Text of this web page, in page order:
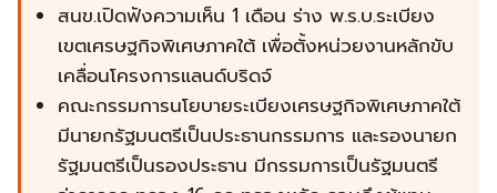
สนข.เปิดฟังความเห็น 1 เดือน ร่าง พ.ร.บ.ระเบียง
เขตเศรษฐกิจพิเศษภาคใต้ เพื่อตั้งหน่วยงานหลักขับ
เคลื่อนโครงการแลนด์บริดจ์
คณะกรรมการนโยบายระเบียงเศรษฐกิจพิเศษภาคใต้
มีนายกรัฐมนตรีเป็นประธานกรรมการ และรองนายก
รัฐมนตรีเป็นรองประธาน มีกรรมการเป็นรัฐมนตรี